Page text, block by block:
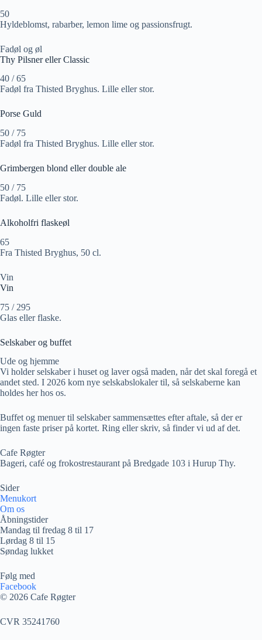
50
Hyldeblomst, rabarber, lemon lime og passionsfrugt.
Fadøl og øl
Thy Pilsner eller Classic
40 / 65
Fadøl fra Thisted Bryghus. Lille eller stor.
Porse Guld
50 / 75
Fadøl fra Thisted Bryghus. Lille eller stor.
Grimbergen blond eller double ale
50 / 75
Fadøl. Lille eller stor.
Alkoholfri flaskeøl
65
Fra Thisted Bryghus, 50 cl.
Vin
Vin
75 / 295
Glas eller flaske.
Selskaber og buffet
Ude og hjemme
Vi holder selskaber i huset og laver også maden, når det skal foregå et
andet sted. I 2026 kom nye selskabslokaler til, så selskaberne kan
holdes her hos os.
Buffet og menuer til selskaber sammensættes efter aftale, så der er
ingen faste priser på kortet. Ring eller skriv, så finder vi ud af det.
Cafe Røgter
Bageri, café og frokostrestaurant på Bredgade 103 i Hurup Thy.
Sider
Menukort
Om os
Åbningstider
Mandag til fredag 8 til 17
Lørdag 8 til 15
Søndag lukket
Følg med
Facebook
© 2026 Cafe Røgter
CVR 35241760